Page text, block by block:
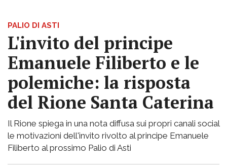
PALIO DI ASTI
L'invito del principe
Emanuele Filiberto e le
polemiche: la risposta
del Rione Santa Caterina
Il Rione spiega in una nota diffusa sui propri canali social
le motivazioni dell'invito rivolto al principe Emanuele
Filiberto al prossimo Palio di Asti